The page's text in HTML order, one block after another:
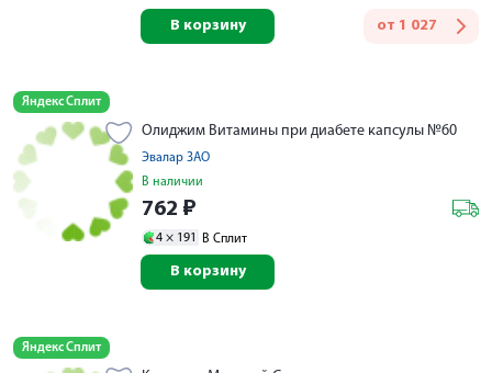
от 1 027
В корзину
Яндекс Сплит
Олиджим Витамины при диабете капсулы №60
Эвалар ЗАО
В наличии
762 ₽
4 × 191 В Сплит
В корзину
Яндекс Сплит